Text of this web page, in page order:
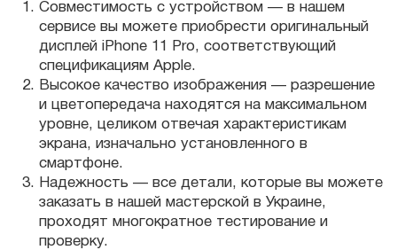
Совместимость с устройством — в нашем
сервисе вы можете приобрести оригинальный
дисплей iPhone 11 Pro, соответствующий
спецификациям Apple.
Высокое качество изображения — разрешение
и цветопередача находятся на максимальном
уровне, целиком отвечая характеристикам
экрана, изначально установленного в
смартфоне.
Надежность — все детали, которые вы можете
заказать в нашей мастерской в Украине,
проходят многократное тестирование и
проверку.